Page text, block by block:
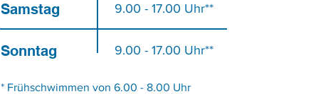
Samstag
Sonntag
9.00 - 17.00 Uhr**
9.00 - 17.00 Uhr**
* Frühschwimmen von 6.00 - 8.00 Uhr